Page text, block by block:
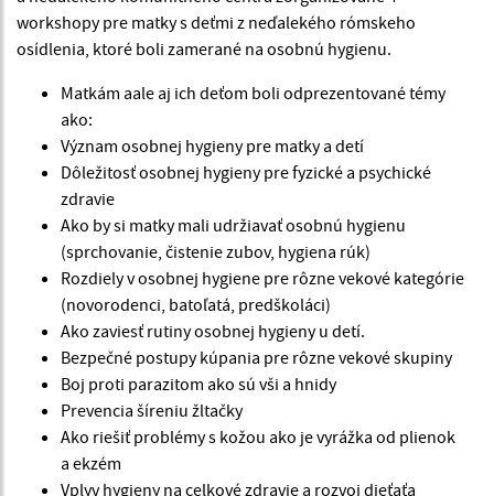
workshopy pre matky s deťmi z neďalekého rómskeho
osídlenia, ktoré boli zamerané na osobnú hygienu.
Matkám aale aj ich deťom boli odprezentované témy
ako:
Význam osobnej hygieny pre matky a detí
Dôležitosť osobnej hygieny pre fyzické a psychické
zdravie
Ako by si matky mali udržiavať osobnú hygienu
(sprchovanie, čistenie zubov, hygiena rúk)
Rozdiely v osobnej hygiene pre rôzne vekové kategórie
(novorodenci, batoľatá, predškoláci)
Ako zaviesť rutiny osobnej hygieny u detí.
Bezpečné postupy kúpania pre rôzne vekové skupiny
Boj proti parazitom ako sú vši a hnidy
Prevencia šíreniu žltačky
Ako riešiť problémy s kožou ako je vyrážka od plienok
a ekzém
Vplyv hygieny na celkové zdravie a rozvoj dieťaťa